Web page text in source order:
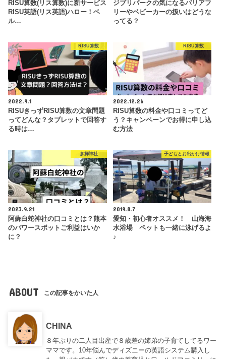
RISU算数(リス算数)に新サービス
RISU英語(リス英語)ハロー！ベ
ル…
ジブリパークの気になるバリアフ
リーやベビーカーの扱いはどうな
ってる？
RISU算数
2022.9.1
RISUきっずRISU算数の文章問題
ってどんな？タブレットで回答す
る時は…
RISU算数
2022.12.26
RISU算数の料金や口コミってど
う？キャンペーンでお得に申し込
む方法
参拝神社
2023.9.21
阿蘇白蛇神社の口コミとは？熊本
のパワースポットご利益はいか
に？
子どもとお出かけ情報
2019.8.7
愛知・初心者オススメ！ 山海海
水浴場 ペットも一緒に泳げるよ
♪
ABOUT この記事をかいた人
CHINA
８年ぶりの二人目出産で８歳差の姉弟の子育てしてるワー
ママです。10年悩んでディズニーの英語システム購入し